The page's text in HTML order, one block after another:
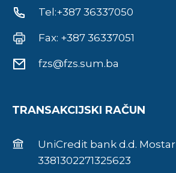
Tel:+387 36337050
Fax: +387 36337051
fzs@fzs.sum.ba
TRANSAKCIJSKI RAČUN
UniCredit bank d.d. Mostar
3381302271325623